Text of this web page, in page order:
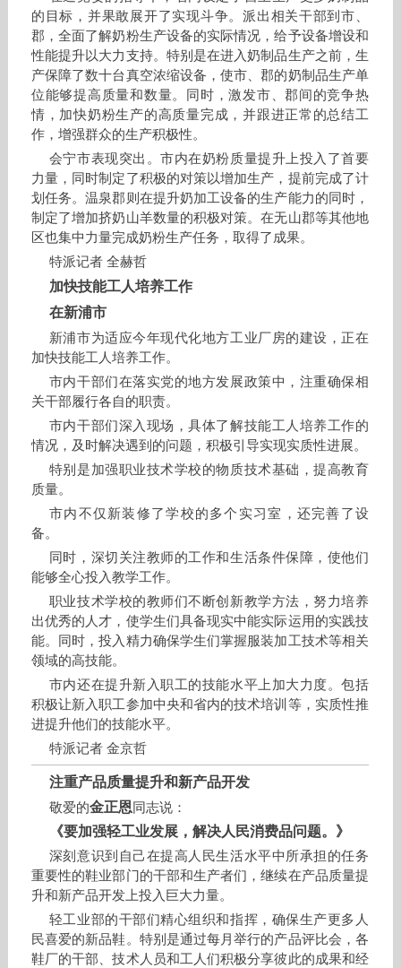
的目标，并果敢展开了实现斗争。派出相关干部到市、
郡，全面了解奶粉生产设备的实际情况，给予设备增设和
性能提升以大力支持。特别是在进入奶制品生产之前，生
产保障了数十台真空浓缩设备，使市、郡的奶制品生产单
位能够提高质量和数量。同时，激发市、郡间的竞争热
情，加快奶粉生产的高质量完成，并跟进正常的总结工
作，增强群众的生产积极性。
会宁市表现突出。市内在奶粉质量提升上投入了首要
力量，同时制定了积极的对策以增加生产，提前完成了计
划任务。温泉郡则在提升奶加工设备的生产能力的同时，
制定了增加挤奶山羊数量的积极对策。在无山郡等其他地
区也集中力量完成奶粉生产任务，取得了成果。
特派记者 全赫哲
加快技能工人培养工作
在新浦市
新浦市为适应今年现代化地方工业厂房的建设，正在
加快技能工人培养工作。
市内干部们在落实党的地方发展政策中，注重确保相
关干部履行各自的职责。
市内干部们深入现场，具体了解技能工人培养工作的
情况，及时解决遇到的问题，积极引导实现实质性进展。
特别是加强职业技术学校的物质技术基础，提高教育
质量。
市内不仅新装修了学校的多个实习室，还完善了设
备。
同时，深切关注教师的工作和生活条件保障，使他们
能够全心投入教学工作。
职业技术学校的教师们不断创新教学方法，努力培养
出优秀的人才，使学生们具备现实中能实际运用的实践技
能。同时，投入精力确保学生们掌握服装加工技术等相关
领域的高技能。
市内还在提升新入职工的技能水平上加大力度。包括
积极让新入职工参加中央和省内的技术培训等，实质性推
进提升他们的技能水平。
特派记者 金京哲
注重产品质量提升和新产品开发
敬爱的金正恩同志说：
《要加强轻工业发展，解决人民消费品问题。》
深刻意识到自己在提高人民生活水平中所承担的任务
重要性的鞋业部门的干部和生产者们，继续在产品质量提
升和新产品开发上投入巨大力量。
轻工业部的干部们精心组织和指挥，确保生产更多人
民喜爱的新品鞋。特别是通过每月举行的产品评比会，各
鞋厂的干部、技术人员和工人们积极分享彼此的成果和经